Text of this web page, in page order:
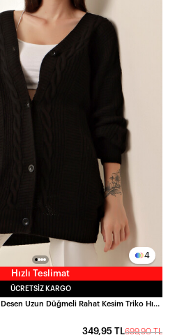
Hızlı Teslimat
4
ÜCRETSIZ KARGO
Kadın Siyah Saç Örgü Desen Uzun Düğmeli Rahat Kesim Triko Hırka HZL23W-BD1100691
699,90 TL
349,95 TL